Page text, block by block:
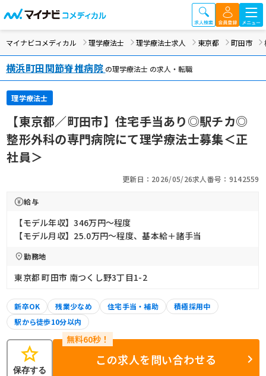
マイナビコメディカル 理学療法士 理学療法士求人 東京都 町田市
横浜町田関節脊椎病院 の理学療法士 の求人・転職
理学療法士
【東京都／町田市】住宅手当あり◎駅チカ◎
整形外科の専門病院にて理学療法士募集＜正
社員＞
更新日：2026/05/26求人番号：9142559
給与
【モデル年収】346万円〜程度
【モデル月収】25.0万円〜程度、基本給＋諸手当
勤務地
東京都 町田市 南つくし野3丁目1-2
新卒OK 残業少なめ 住宅手当・補助
積極採用中
駅から徒歩10分以内
star
保存する
この求人を問い合わせる